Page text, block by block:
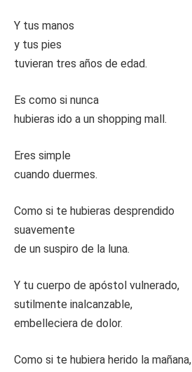
Y tus manos
y tus pies
tuvieran tres años de edad.
Es como si nunca
hubieras ido a un shopping mall.
Eres simple
cuando duermes.
Como si te hubieras desprendido
suavemente
de un suspiro de la luna.
Y tu cuerpo de apóstol vulnerado,
sutilmente inalcanzable,
embelleciera de dolor.
Como si te hubiera herido la mañana,